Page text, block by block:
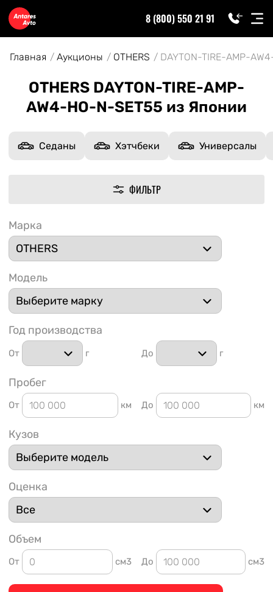
91
8 (800) 550 21 91
Главная Аукционы OTHERS DAYTON-TIRE-AMP-
OTHERS DAYTON-TIRE-AMP-
AW4-HO-N-SET55 из Японии
Седаны Хэтчбеки Универсалы
ФИЛЬТР
Марка
Модель
Год производства
От г До г
Пробег
От км До км
Кузов
Оценка
Объем
От см3 До см3